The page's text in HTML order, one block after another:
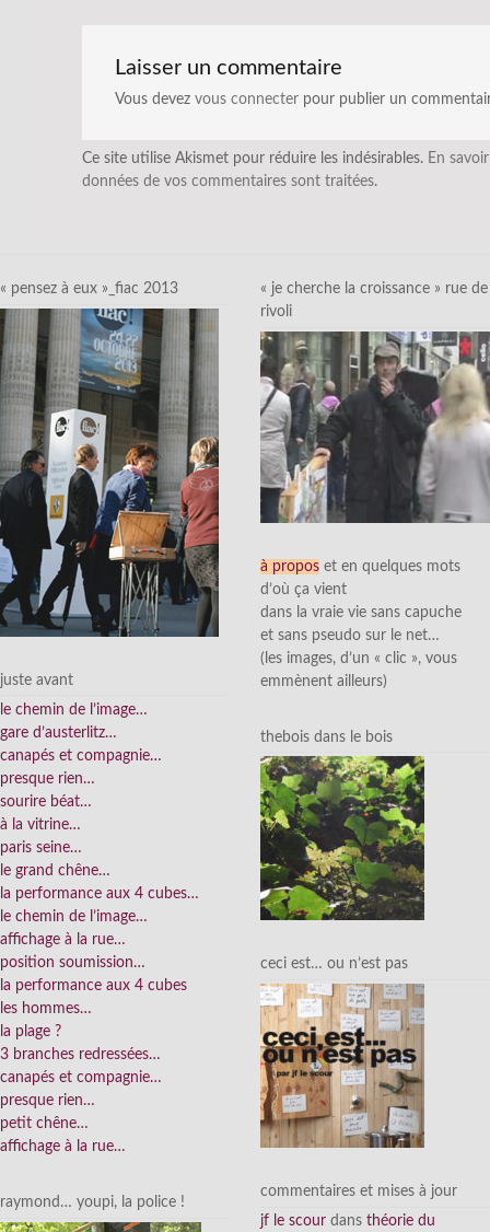
Laisser un commentaire
Vous devez vous connecter pour publier un
Ce site utilise Akismet pour réduire les indésirables. En
données de vos commentaires sont traitées.
« pensez à eux »_fiac 2013
juste avant
le chemin de l’image…
gare d’austerlitz…
canapés et compagnie…
presque rien…
sourire béat…
à la vitrine…
paris seine…
le grand chêne…
la performance aux 4 cubes…
le chemin de l’image…
affichage à la rue…
position soumission…
la performance aux 4 cubes
les hommes…
la plage ?
3 branches redressées…
canapés et compagnie…
presque rien…
petit chêne…
affichage à la rue…
raymond… youpi, la police !
« je cherche la croissance » rue de
rivoli
à propos et en quelques mots
d’où ça vient
dans la vraie vie sans capuche
et sans pseudo sur le net…
(les images, d’un « clic », vous
emmènent ailleurs)
thebois dans le bois
ceci est… ou n’est pas
commentaires et mises à jour
jf le scour dans théorie du